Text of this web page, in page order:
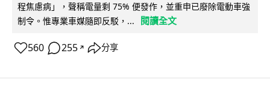
程焦慮病」，聲稱電量剩 75% 便發作，並重申已廢除電動車強
制令。惟專業車媒隨即反駁，...
閱讀全文
560 255 ↗ 分享